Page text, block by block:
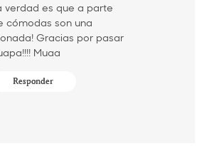
verdad es que a parte
cómodas son una
Gracias por pasar
Muaa
Responder